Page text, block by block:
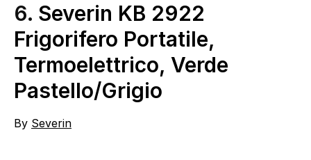
6. Severin KB 2922
Frigorifero Portatile,
Termoelettrico, Verde
Pastello/Grigio
By Severin